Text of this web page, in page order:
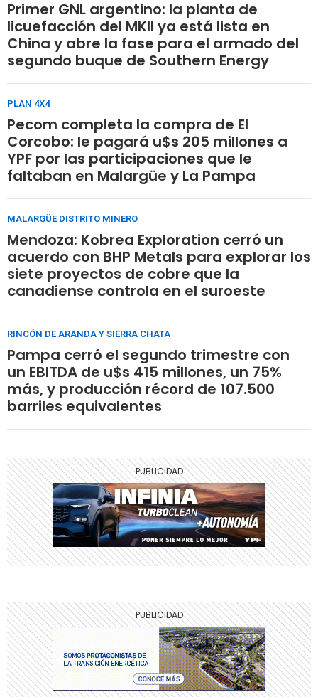
Primer GNL argentino: la planta de
licuefacción del MKII ya está lista en
China y abre la fase para el armado del
segundo buque de Southern Energy
PLAN 4X4
Pecom completa la compra de El
Corcobo: le pagará u$s 205 millones a
YPF por las participaciones que le
faltaban en Malargüe y La Pampa
MALARGÜE DISTRITO MINERO
Mendoza: Kobrea Exploration cerró un
acuerdo con BHP Metals para explorar los
siete proyectos de cobre que la
canadiense controla en el suroeste
RINCÓN DE ARANDA Y SIERRA CHATA
Pampa cerró el segundo trimestre con
un EBITDA de u$s 415 millones, un 75%
más, y producción récord de 107.500
barriles equivalentes